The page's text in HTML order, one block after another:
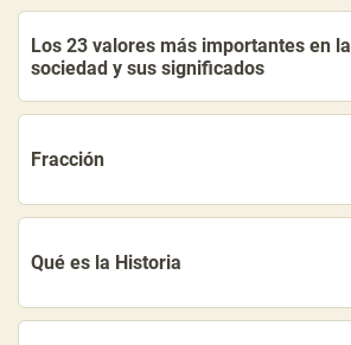
Los 23 valores más importantes en la
sociedad y sus significados
Fracción
Qué es la Historia